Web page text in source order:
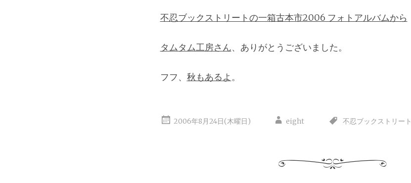
不忍ブックストリートの一箱古本市2006 フォトアルバムから
タムタム工房さん、ありがとうございました。
フフ、 秋もあるよ 。
2006年8月24日(木曜日) eight 不忍ブックストリート